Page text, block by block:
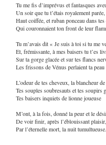
Tu me fis d’imprévus et fantasques
Un soir que tu t’étais royalement parée,
Haut coiffée, et ruban ponceau dans tes
Qui couronnaient ton front de leur
Tu m’avais dit « Je suis à toi si tu me
Et, frémissante, à mes baisers tu t’es
Sur ta gorge glacée et sur tes flancs
Les frissons de Vénus perlaient ta peau
L’odeur de tes cheveux, la blancheur
Tes souples soubresauts et tes soupirs
Tes baisers inquiets de lionne joueuse
M’ont, à la fois, donné la peur et le
De voir finir, après l’éblouissant plaisir,
Par l’éternelle mort, la nuit tumultueuse.